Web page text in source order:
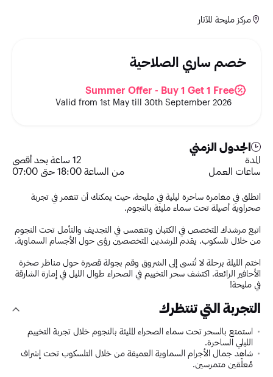
مركز مليحة للآثار
خصم ساري الصلاحية
Summer Offer - Buy 1 Get 1 Free
Valid from 1st May till 30th September 2026
الجدول الزمني
المدة
12 ساعة بحد أقصى
ساعات العمل
من الساعة 18:00 حتى 07:00
انطلق في مغامرة ساحرة ليلية في مليحة، حيث يمكنك أن تتغمر في تجربة
صحراوية أصيلة تحت سماء مليئة بالنجوم.
اتبع مرشدك المتخصص في الكثبان وتنغمس في التجديف والتأمل تحت النجوم
من خلال تلسكوب. يقدم المرشدين المتخصصين رؤى حول الأجسام السماوية.
اختم الليلة برحلة لا تُنسى إلى الشروق وقم بجولة قصيرة حول مناظر صخرة
الأحافير الرائعة. اكتشف سحر التخييم في الصحراء طوال الليل في إمارة الشارقة
في مليحة!
التجربة التي تنتظرك
استمتع بالسحر تحت سماء الصحراء المليئة بالنجوم خلال تجربة التخييم
الليلي الساحرة.
شاهد جمال الأجرام السماوية العميقة من خلال التلسكوب تحت إشراف
مُعلّقين متمرسين.